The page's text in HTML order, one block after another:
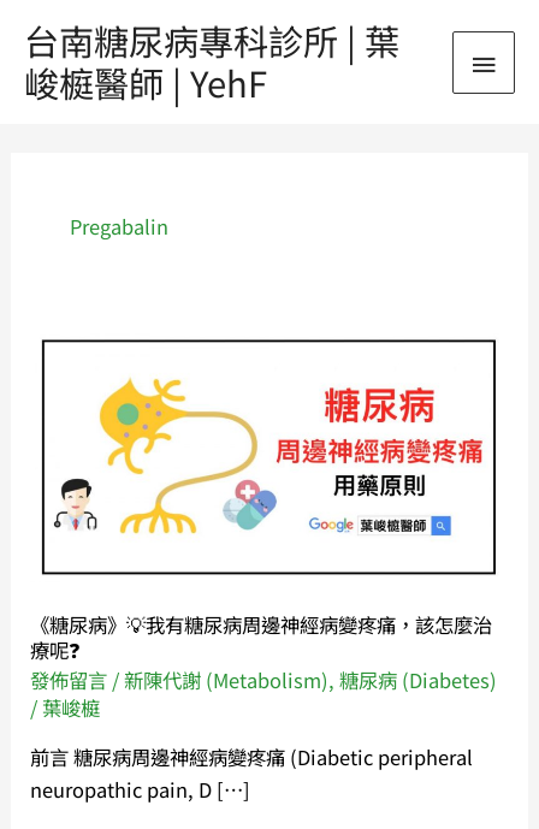
台南糖尿病專科診所 | 葉
峻榳醫師 | YehF
主
要
Pregabalin
《糖尿病》💡我有糖尿病周邊神經病變疼痛，該怎麼治
療呢❓
發佈留言 /新陳代謝 (Metabolism),糖尿病 (Diabetes)
/ 葉峻榳
前言 糖尿病周邊神經病變疼痛 (Diabetic peripheral
neuropathic pain, D […]
《糖
尿
周
邊
神
病
變